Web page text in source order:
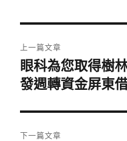
章
導
覽
上一篇文章
上
一
文
章:
眼科為您取得樹
發週轉資金屏東
下一篇文章